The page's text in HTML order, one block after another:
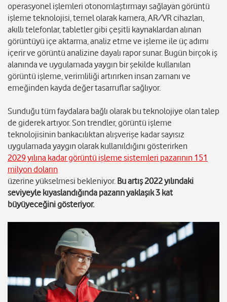
operasyonel işlemleri otonomlaştırmayı sağlayan görüntü
işleme teknolojisi, temel olarak kamera, AR/VR cihazları,
akıllı telefonlar, tabletler gibi çeşitli kaynaklardan alınan
görüntüyü içe aktarma, analiz etme ve işleme ile üç adımı
içerir ve görüntü analizine dayalı rapor sunar. Bugün birçok iş
alanında ve uygulamada yaygın bir şekilde kullanılan
görüntü işleme, verimliliği artırırken insan zamanı ve
emeğinden kayda değer tasarruflar sağlıyor.
Sunduğu tüm faydalara bağlı olarak bu teknolojiye olan talep
de giderek artıyor. Son trendler, görüntü işleme
teknolojisinin bankacılıktan alışverişe kadar sayısız
uygulamada yaygın olarak kullanıldığını gösterirken
2029 yılına kadar görüntü işleme sistemleri pazarının 151
milyon doların
üzerine yükselmesi bekleniyor. Bu artış 2022 yılındaki
seviyeyle kıyaslandığında pazarın yaklaşık 3 kat
büyüyeceğini gösteriyor.